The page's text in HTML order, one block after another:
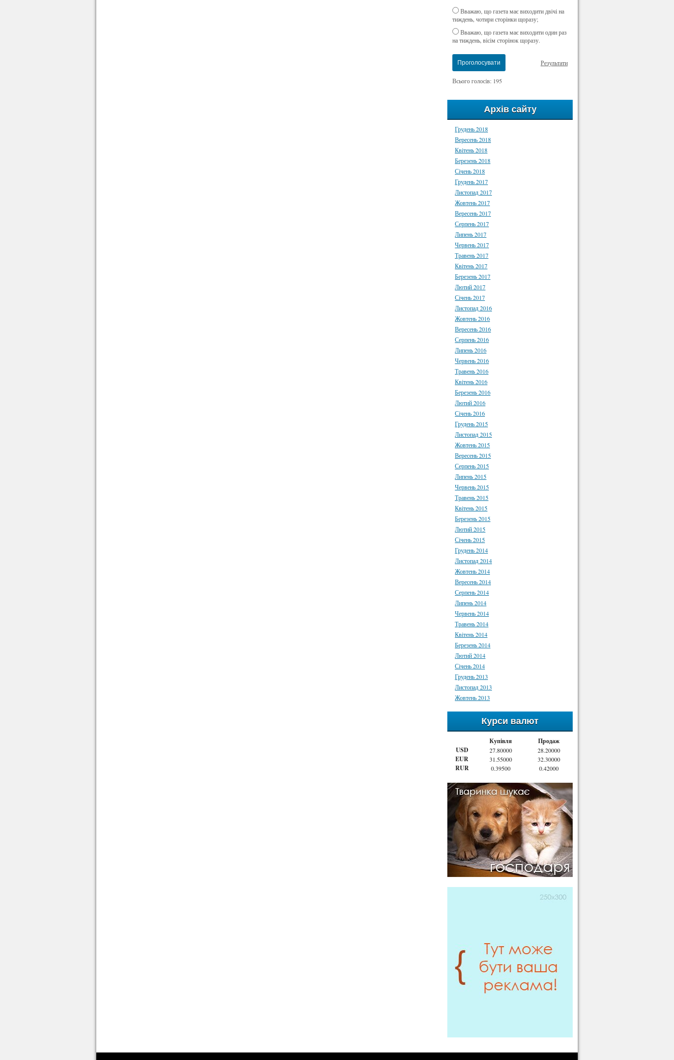
Вважаю, що газета має виходити двічі на
тиждень, чотири сторінки щоразу;
Вважаю, що газета має виходити один раз
на тиждень, вісім сторінок щоразу.
Проголосувати Результати
Всього голосів: 195
Архів сайту
Грудень 2018
Вересень 2018
Квітень 2018
Березень 2018
Січень 2018
Грудень 2017
Листопад 2017
Жовтень 2017
Вересень 2017
Серпень 2017
Липень 2017
Червень 2017
Травень 2017
Квітень 2017
Березень 2017
Лютий 2017
Січень 2017
Листопад 2016
Жовтень 2016
Вересень 2016
Серпень 2016
Липень 2016
Червень 2016
Травень 2016
Квітень 2016
Березень 2016
Лютий 2016
Січень 2016
Грудень 2015
Листопад 2015
Жовтень 2015
Вересень 2015
Серпень 2015
Липень 2015
Червень 2015
Травень 2015
Квітень 2015
Березень 2015
Лютий 2015
Січень 2015
Грудень 2014
Листопад 2014
Жовтень 2014
Вересень 2014
Серпень 2014
Липень 2014
Червень 2014
Травень 2014
Квітень 2014
Березень 2014
Лютий 2014
Січень 2014
Грудень 2013
Листопад 2013
Жовтень 2013
Курси валют
Купівля
Продаж
USD
27.80000 28.20000
EUR 31.55000 32.30000
RUR 0.39500 0.42000